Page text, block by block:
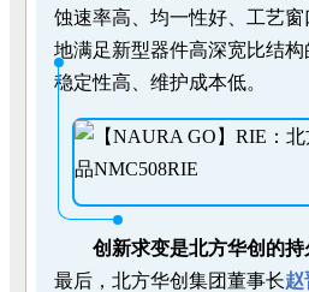
蚀速率高、均一性好、工艺
地满足新型器件高深宽比结
稳定性高、维护成本低。
创新求变是北方华创的持
最后，北方华创集团董事长赵